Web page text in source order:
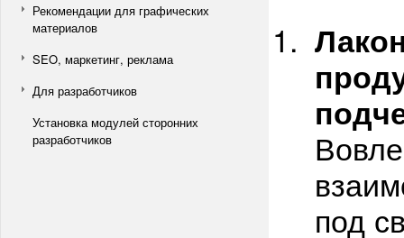
Рекомендации для графических
материалов
SEO, маркетинг, реклама
Для разработчиков
Установка модулей сторонних
разработчиков
под